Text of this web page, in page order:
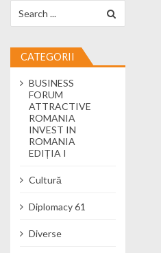
CATEGORII
BUSINESS
FORUM
ATTRACTIVE
ROMANIA
INVEST IN
ROMANIA
EDIȚIA I
Cultură
Diplomacy 61
Diverse